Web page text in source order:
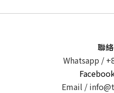
聯
Whatsapp /
Email /